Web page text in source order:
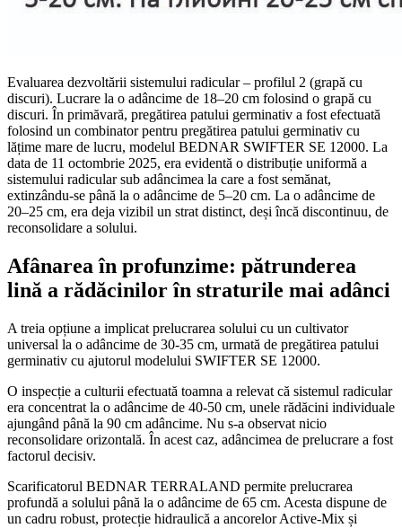
Evaluarea dezvoltării sistemului radicular – profilul 2 (grapă cu
discuri). Lucrare la o adâncime de 18–20 cm folosind o grapă cu
discuri. În primăvară, pregătirea patului germinativ a fost efectuată
folosind un combinator pentru pregătirea patului germinativ cu
lățime mare de lucru, modelul BEDNAR SWIFTER SE 12000. La
data de 11 octombrie 2025, era evidentă o distribuție uniformă a
sistemului radicular sub adâncimea la care a fost semănat,
extinzându-se până la o adâncime de 5–20 cm. La o adâncime de
20–25 cm, era deja vizibil un strat distinct, deși încă discontinuu, de
reconsolidare a solului.
Afânarea în profunzime: pătrunderea
lină a rădăcinilor în straturile mai adânci
A treia opțiune a implicat prelucrarea solului cu un cultivator
universal la o adâncime de 30-35 cm, urmată de pregătirea patului
germinativ cu ajutorul modelului SWIFTER SE 12000.
O inspecție a culturii efectuată toamna a relevat că sistemul radicular
era concentrat la o adâncime de 40-50 cm, unele rădăcini individuale
ajungând până la 90 cm adâncime. Nu s-a observat nicio
reconsolidare orizontală. În acest caz, adâncimea de prelucrare a fost
factorul decisiv.
Scarificatorul BEDNAR TERRALAND permite prelucrarea
profundă a solului până la o adâncime de 65 cm. Acesta dispune de
un cadru robust, protecție hidraulică a ancorelor Active-Mix și